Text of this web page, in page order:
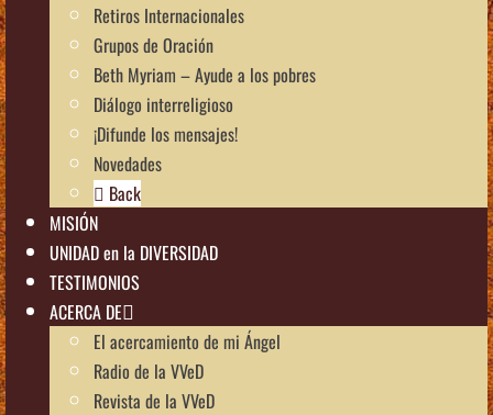
Retiros Internacionales
Grupos de Oración
Beth Myriam – Ayude a los pobres
Diálogo interreligioso
¡Difunde los mensajes!
Novedades
Back
MISIÓN
UNIDAD en la DIVERSIDAD
TESTIMONIOS
ACERCA DE
El acercamiento de mi Ángel
Radio de la VVeD
Revista de la VVeD